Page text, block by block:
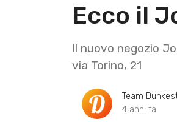
Ecco il
Il nuovo negozio
via Torino, 21
Team
4 anni fa